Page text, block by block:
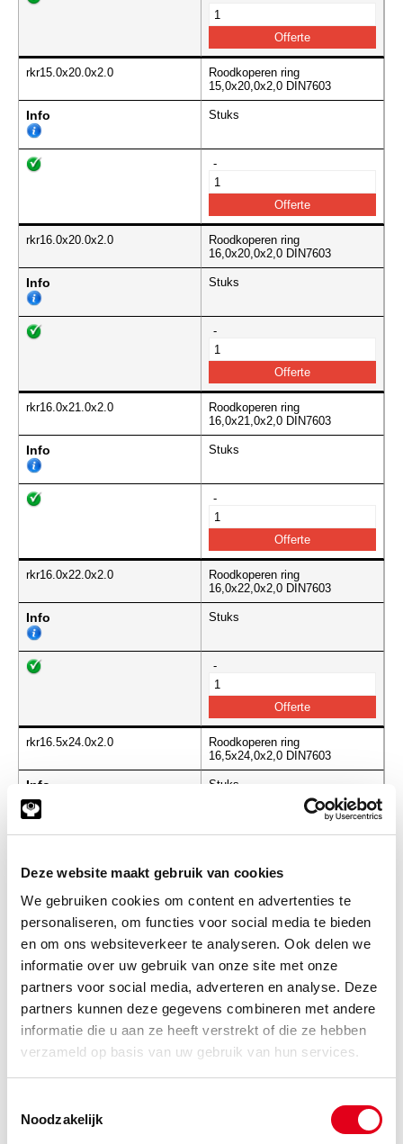
Deze website maakt gebruik van cookies
We gebruiken cookies om content en advertenties te
personaliseren, om functies voor social media te bieden
en om ons websiteverkeer te analyseren. Ook delen we
informatie over uw gebruik van onze site met onze
partners voor social media, adverteren en analyse. Deze
partners kunnen deze gegevens combineren met andere
informatie die u aan ze heeft verstrekt of die ze hebben
verzameld op basis van uw gebruik van hun services.
Noodzakelijk
rkr15.0x20.0x2.0
Roodkoperen ring
15,0x20,0x2,0 DIN7603
Info Stuks
-
rkr16.0x20.0x2.0
Roodkoperen ring
16,0x20,0x2,0 DIN7603
Info Stuks
-
rkr16.0x21.0x2.0
Roodkoperen ring
16,0x21,0x2,0 DIN7603
Info Stuks
-
rkr16.0x22.0x2.0
Roodkoperen ring
16,0x22,0x2,0 DIN7603
Info Stuks
-
rkr16.5x24.0x2.0
Roodkoperen ring
16,5x24,0x2,0 DIN7603
Info Stuks
-
rkr17.0x21.0x1.5
Roodkoperen ring
17,0x21,0x1,5 DIN7603
Info Stuks
rkr17.0x22.0x1.5
Roodkoperen ring
Info